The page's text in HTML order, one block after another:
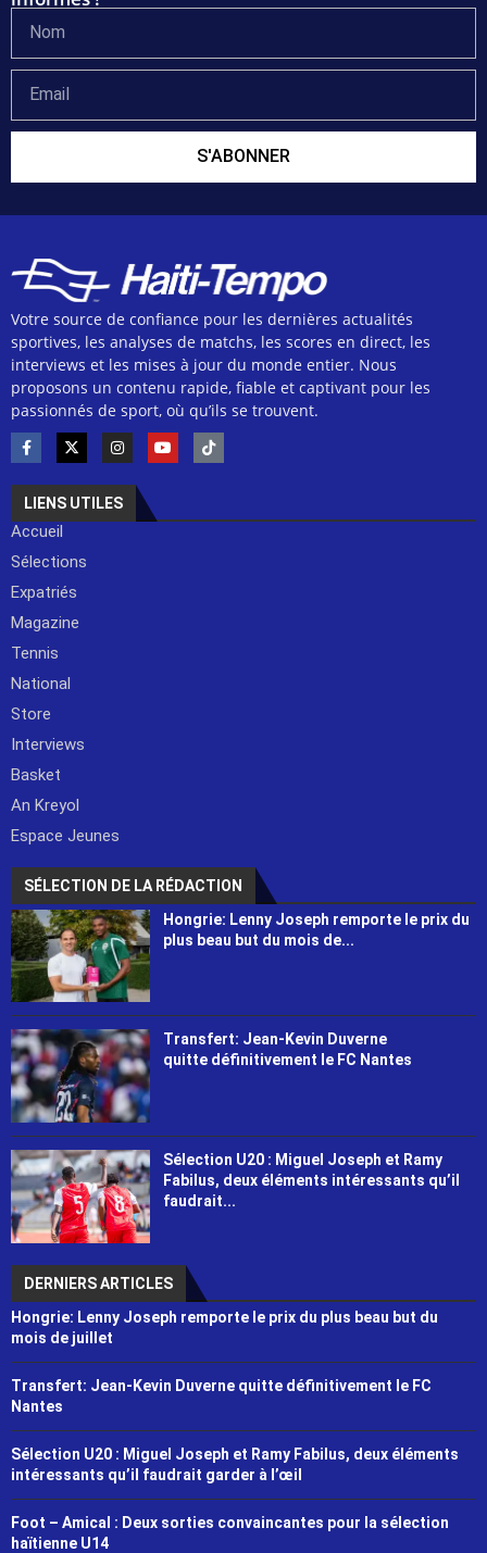
S'ABONNER
Votre source de confiance pour les dernières actualités
sportives, les analyses de matchs, les scores en direct, les
interviews et les mises à jour du monde entier. Nous
proposons un contenu rapide, fiable et captivant pour les
passionnés de sport, où qu’ils se trouvent.
LIENS UTILES
Accueil
Sélections
Expatriés
Magazine
Tennis
National
Store
Interviews
Basket
An Kreyol
Espace Jeunes
SÉLECTION DE LA RÉDACTION
Hongrie: Lenny Joseph remporte le prix du
plus beau but du mois de...
Transfert: Jean-Kevin Duverne
quitte définitivement le FC Nantes
Sélection U20 : Miguel Joseph et Ramy
Fabilus, deux éléments intéressants qu’il
faudrait...
DERNIERS ARTICLES
Hongrie: Lenny Joseph remporte le prix du plus beau but du
mois de juillet
Transfert: Jean-Kevin Duverne quitte définitivement le FC
Nantes
Sélection U20 : Miguel Joseph et Ramy Fabilus, deux éléments
intéressants qu’il faudrait garder à l’œil
Foot – Amical : Deux sorties convaincantes pour la sélection
haïtienne U14